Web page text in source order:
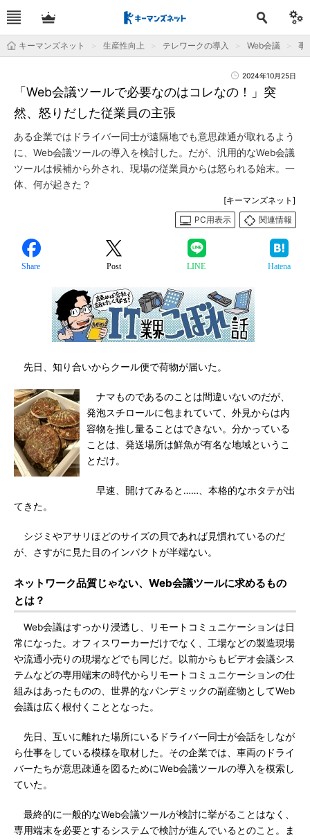
キーマンズネット 生産性向上 テレワークの導入 Web会議 事
2024年10月25日
「Web会議ツールで必要なのはコレなの！」突
然、怒りだした従業員の主張
ある企業ではドライバー同士が遠隔地でも意思疎通が取れるよう
に、Web会議ツールの導入を検討した。だが、汎用的なWeb会議
ツールは候補から外され、現場の従業員からは怒られる始末。一
体、何が起きた？
[キーマンズネット]
PC用表示
関連情報
Share Post LINE Hatena
先日、知り合いからクール便で荷物が届いた。
ナマものであるのことは間違いないのだが、
発泡スチロールに包まれていて、外見からは内
容物を推し量ることはできない。分かっている
ことは、発送場所は鮮魚が有名な地域というこ
とだけ。
早速、開けてみると……、本格的なホタテが出
てきた。
シジミやアサリほどのサイズの貝であれば見慣れているのだ
が、さすがに見た目のインパクトが半端ない。
ネットワーク品質じゃない、Web会議ツールに求めるもの
とは？
Web会議はすっかり浸透し、リモートコミュニケーションは日
常になった。オフィスワーカーだけでなく、工場などの製造現場
や流通小売りの現場などでも同じだ。以前からもビデオ会議シス
テムなどの専用端末の時代からリモートコミュニケーションの仕
組みはあったものの、世界的なパンデミックの副産物としてWeb
会議は広く根付くこととなった。
先日、互いに離れた場所にいるドライバー同士が会話をしなが
ら仕事をしている模様を取材した。その企業では、車両のドライ
バーたちが意思疎通を図るためにWeb会議ツールの導入を模索し
ていた。
最終的に一般的なWeb会議ツールが検討に挙がることはなく、
専用端末を必要とするシステムで検討が進んでいるとのこと。ま